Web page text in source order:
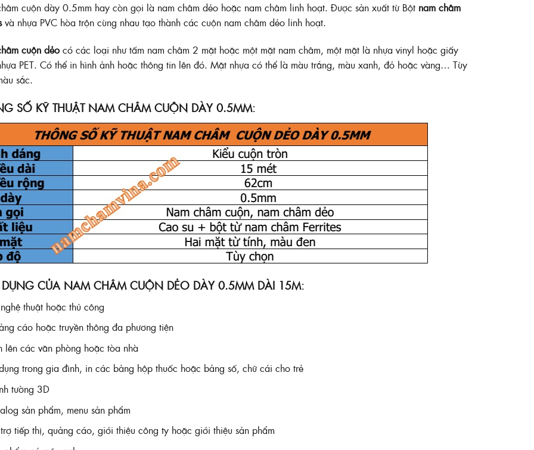
cuộn dày 0.5mm hay còn gọi là nam châm dẻo hoặc nam châm linh hoạt. Được sản xuất từ Bột nam châm
và nhựa PVC hòa trộn cùng nhau tạo thành các cuộn nam châm dẻo linh hoạt.
cuộn dẻo có các loại như tấm nam châm 2 mặt hoặc một mặt nam châm, một mặt là nhựa vinyl hoặc giấy
PET. Có thể in hình ảnh hoặc thông tin lên đó. Mặt nhựa có thể là màu trắng, màu xanh, đỏ hoặc vàng… Tùy
sắc.
SỐ KỸ THUẬT NAM CHÂM CUỘN DÀY 0.5MM:
CỦA NAM CHÂM CUỘN DẺO DÀY 0.5MM DÀI 15M:
thuật hoặc thủ công
cáo hoặc truyền thông đa phương tiện
lên các văn phòng hoặc tòa nhà
trong gia đình, in các bảng hộp thuốc hoặc bảng số, chữ cái cho trẻ
tường 3D
sản phẩm, menu sản phẩm
tiếp thị, quảng cáo, giới thiệu công ty hoặc giới thiệu sản phẩm